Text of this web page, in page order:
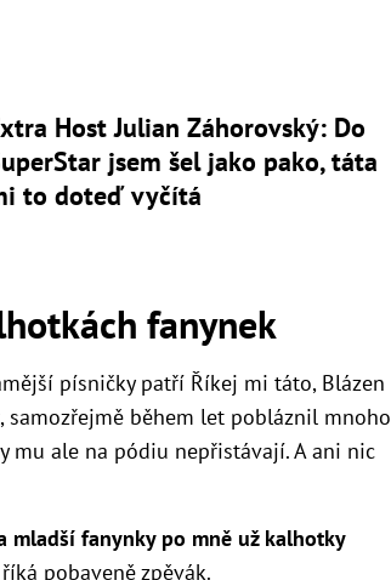
Host Julian Záhorovský: Do
jsem šel jako pako, táta
to doteď vyčítá
fanynek
písničky patří Říkej mi táto, Blázen
samozřejmě během let pobláznil mnoho
mu ale na pódiu nepřistávají. A ani nic
mladší fanynky po mně už kalhotky
říká pobaveně zpěvák.